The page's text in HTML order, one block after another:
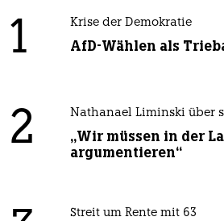
1 Krise der Demokratie
AfD-Wählen als
2 Nathanael Liminski über
„Wir müssen in der
argumentieren“
Streit um Rente mit 63